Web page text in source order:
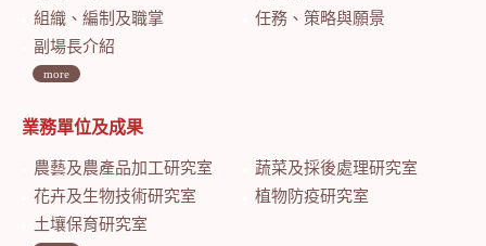
組織、編制及職掌
任務、策略與願景
副場長介紹
more
業務單位及成果
農藝及農產品加工研究室
蔬菜及採後處理研究室
花卉及生物技術研究室
植物防疫研究室
土壤保育研究室